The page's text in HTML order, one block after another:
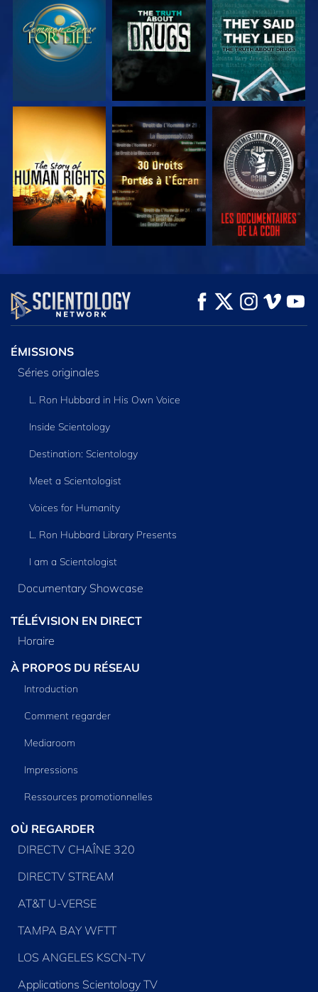
REGARDER REGARDER REGARDER
REGARDER REGARDER REGARDER
REGARDER REGARDER
DÉCOUVRIR LES
SÉRIES
ÉMISSIONS
Séries originales
L. Ron Hubbard in His Own Voice
Inside Scientology
Destination: Scientology
Meet a Scientologist
Voices for Humanity
L. Ron Hubbard Library Presents
I am a Scientologist
Documentary Showcase
TÉLÉVISION EN DIRECT
Horaire
À PROPOS DU RÉSEAU
Introduction
Comment regarder
Mediaroom
Impressions
Ressources promotionnelles
OÙ REGARDER
DIRECTV CHAÎNE 320
DIRECTV STREAM
AT&T U-VERSE
TAMPA BAY WFTT
LOS ANGELES KSCN-TV
Applications Scientology TV